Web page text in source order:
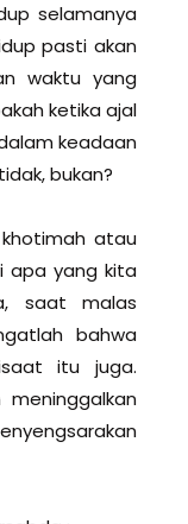
selamanya
pasti akan
waktu yang
ketika ajal
keadaan
bukan?
atau
apa yang kita
saat malas
bahwa
itu juga.